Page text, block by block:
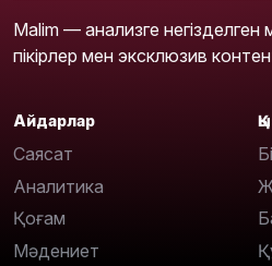
Malim — анализге негізделген
пікірлер мен эксклюзив
Айдарлар
Саясат
Аналитика
Қоғам
Мәдениет